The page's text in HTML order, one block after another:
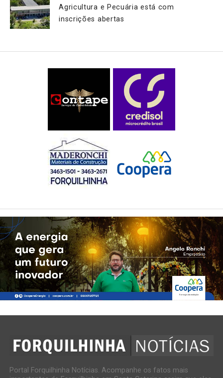
Agricultura e Pecuária está com
inscrições abertas
Portal Forquilhinha Notícias. Acompanhe os fatos mais